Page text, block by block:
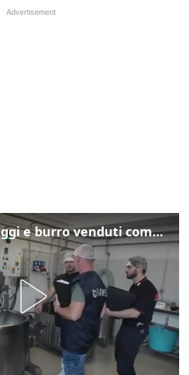
Alto Friuli, formaggi e burro venduti come locali: nei prodotti latte da fuori regione e dall’estero